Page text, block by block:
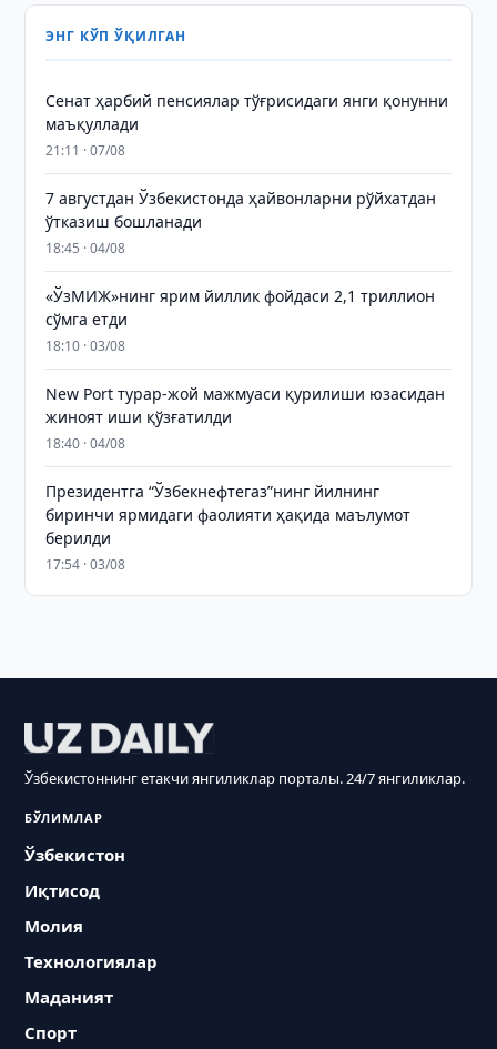
ЭНГ КЎП ЎҚИЛГАН
Сенат ҳарбий пенсиялар тўғрисидаги янги қонунни
маъқуллади
21:11 · 07/08
7 августдан Ўзбекистонда ҳайвонларни рўйхатдан
ўтказиш бошланади
18:45 · 04/08
«ЎзМИЖ»нинг ярим йиллик фойдаси 2,1 триллион
сўмга етди
18:10 · 03/08
New Port турар-жой мажмуаси қурилиши юзасидан
жиноят иши қўзғатилди
18:40 · 04/08
Президентга “Ўзбекнефтегаз”нинг йилнинг
биринчи ярмидаги фаолияти ҳақида маълумот
берилди
17:54 · 03/08
Ўзбекистоннинг етакчи янгиликлар порталы. 24/7 янгиликлар.
БЎЛИМЛАР
Ўзбекистон
Иқтисод
Молия
Технологиялар
Маданият
Спорт